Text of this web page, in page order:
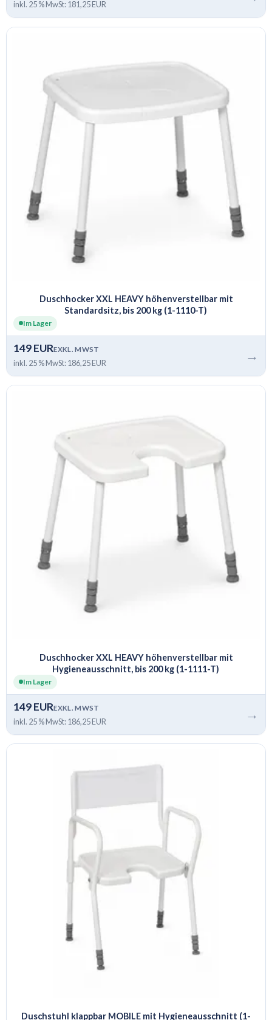
inkl. 25 % MwSt: 181,25 EUR
Duschhocker XXL HEAVY höhenverstellbar mit
Standardsitz, bis 200 kg (1-1110-T)
Im Lager
149 EUREXKL. MWST
inkl. 25 % MwSt: 186,25 EUR →
Duschhocker XXL HEAVY höhenverstellbar mit
Hygieneausschnitt, bis 200 kg (1-1111-T)
Im Lager
149 EUREXKL. MWST
inkl. 25 % MwSt: 186,25 EUR →
Duschstuhl klappbar MOBILE mit Hygieneausschnitt (1-